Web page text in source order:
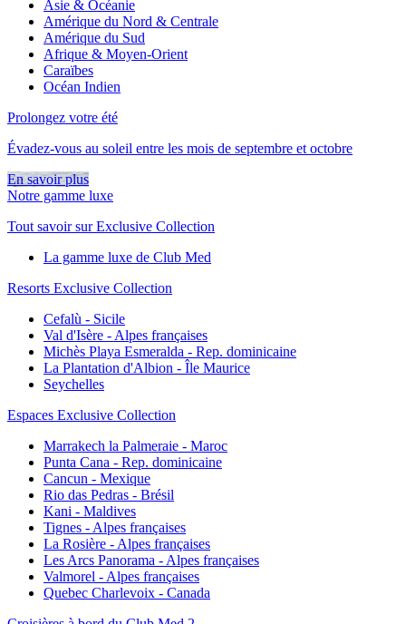
Asie & Océanie
Amérique du Nord & Centrale
Amérique du Sud
Afrique & Moyen-Orient
Caraïbes
Océan Indien
Prolongez votre été
Évadez-vous au soleil entre les mois de septembre et octobre
En savoir plus
Notre gamme luxe
Tout savoir sur Exclusive Collection
La gamme luxe de Club Med
Resorts Exclusive Collection
Cefalù - Sicile
Val d'Isère - Alpes françaises
Michès Playa Esmeralda - Rep. dominicaine
La Plantation d'Albion - Île Maurice
Seychelles
Espaces Exclusive Collection
Marrakech la Palmeraie - Maroc
Punta Cana - Rep. dominicaine
Cancun - Mexique
Rio das Pedras - Brésil
Kani - Maldives
Tignes - Alpes françaises
La Rosière - Alpes françaises
Les Arcs Panorama - Alpes françaises
Valmorel - Alpes françaises
Quebec Charlevoix - Canada